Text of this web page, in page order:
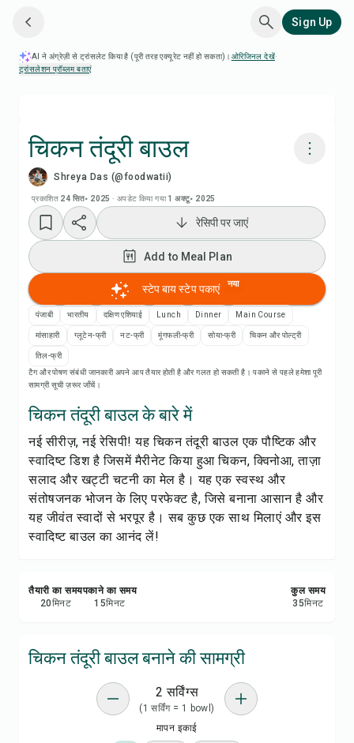
Sign Up
AI ने अंग्रेज़ी से ट्रांसलेट किया है (पूरी तरह एक्यूरेट नहीं हो सकता)। ओरिजिनल देखें·
ट्रांसलेशन प्रॉब्लम बताएं
चिकन तंदूरी बाउल
Shreya Das (@foodwatii)
प्रकाशित 24 सित॰ 2025 ·अपडेट किया गया 1 अक्टू॰ 2025
रेसिपी वीडियो देखें
Add to Meal Plan
Add to Shopping List
सेव करें
शेयर करें
रिपोर्ट करें
रेसिपी पर जाएं
Add to Meal Plan
स्टेप बाय स्टेप पकाएं नया
पंजाबी भारतीय दक्षिण एशियाई Lunch Dinner Main Course
मांसाहारी ग्लूटेन-फ्री नट-फ्री मूंगफली-फ्री सोया-फ्री चिकन और पोल्ट्री
तिल-फ्री
टैग और पोषण संबंधी जानकारी अपने आप तैयार होती है और गलत हो सकती है। पकाने से पहले हमेशा पूरी
सामग्री सूची ज़रूर जाँचें।
चिकन तंदूरी बाउल के बारे में
नई सीरीज़, नई रेसिपी! यह चिकन तंदूरी बाउल एक पौष्टिक और
स्वादिष्ट डिश है जिसमें मैरीनेट किया हुआ चिकन, क्विनोआ, ताज़ा
सलाद और खट्टी चटनी का मेल है। यह एक स्वस्थ और
संतोषजनक भोजन के लिए परफेक्ट है, जिसे बनाना आसान है और
यह जीवंत स्वादों से भरपूर है। सब कुछ एक साथ मिलाएं और इस
स्वादिष्ट बाउल का आनंद लें!
तैयारी का समय
20मिनट
पकाने का समय
15मिनट
कुल समय
35मिनट
चिकन तंदूरी बाउल बनाने की सामग्री
2 सर्विंग्स
(1 सर्विंग = 1 bowl)
मापन इकाई